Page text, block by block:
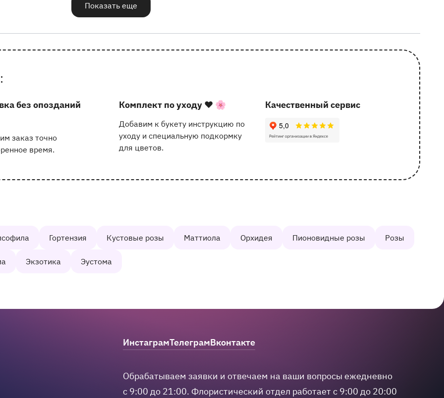
Показать еще
без опозданий
заказ точно
время.
Комплект по уходу ❤️ 🌸
Добавим к букету инструкцию по
уходу и специальную подкормку
для цветов.
Качественный сервис
162 отзыва с оценкой 5.0 ⭐
Гортензия Кустовые розы Маттиола Орхидея Пионовидные розы Розы
Экзотика Эустома
Мы в соцсетях
ИнстаграмТелеграмВконтакте
Обрабатываем заявки и отвечаем на ваши вопросы ежедневно
с 9:00 до 21:00. Флористический отдел работает с 9:00 до 20:00